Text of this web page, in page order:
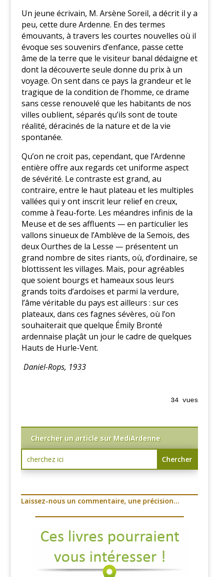
Un jeune écrivain, M. Arsène Soreil, a décrit il y a
peu, cette dure Ardenne. En des termes
émouvants, à travers les courtes nouvelles où il
évoque ses souvenirs d’enfance, passe cette
âme de la terre que le visiteur banal dédaigne et
dont la découverte seule donne du prix à un
voyage. On sent dans ce pays la grandeur et le
tragique de la condition de l’homme, ce drame
sans cesse renouvelé que les habitants de nos
villes oublient, séparés qu’ils sont de toute
réalité, déracinés de la nature et de la vie
spontanée.
Qu’on ne croit pas, cependant, que l’Ardenne
entière offre aux regards cet uniforme aspect
de sévérité. Le contraste est grand, au
contraire, entre le haut plateau et les multiples
vallées qui y ont inscrit leur relief en creux,
comme à l’eau-forte. Les méandres infinis de la
Meuse et de ses affluents — en particulier les
vallons sinueux de l’Amblève de la Semois, des
deux Ourthes de la Lesse — présentent un
grand nombre de sites riants, où, d’ordinaire, se
blottissent les villages. Mais, pour agréables
que soient bourgs et hameaux sous leurs
grands toits d’ardoises et parmi la verdure,
l’âme véritable du pays est ailleurs : sur ces
plateaux, dans ces fagnes sévères, où l’on
souhaiterait que quelque Émily Bronté
ardennaise plaçât un jour le cadre de quelques
Hauts de Hurle-Vent.
Daniel-Rops, 1933
34 vues
Chercher un article sur MediArdenne
Laissez-nous un commentaire, une précision…